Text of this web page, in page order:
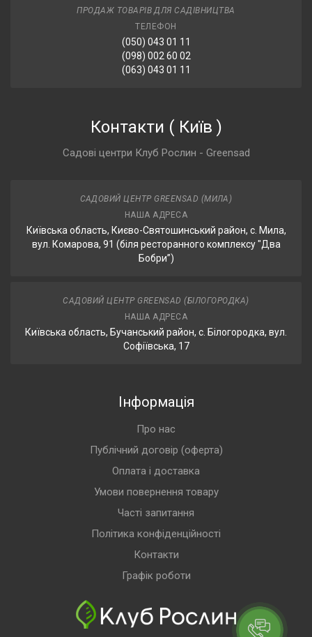
ПРОДАЖ ТОВАРІВ ДЛЯ САДІВНИЦТВА
ТЕЛЕФОН
(050) 043 01 11
(098) 002 60 02
(063) 043 01 11
Контакти ( Київ )
Садові центри Клуб Рослин - Greensad
САДОВИЙ ЦЕНТР GREENSAD (МИЛА)
НАША АДРЕСА
Київська область, Києво-Святошинський район, с. Мила,
вул. Комарова, 91 (біля ресторанного комплексу "Два
Бобри”)
САДОВИЙ ЦЕНТР GREENSAD (БІЛОГОРОДКА)
НАША АДРЕСА
Київська область, Бучанський район, с. Білогородка, вул.
Софіївська, 17
Інформація
Про нас
Публічний договір (оферта)
Оплата і доставка
Умови повернення товару
Часті запитання
Політика конфіденційності
Контакти
Графік роботи